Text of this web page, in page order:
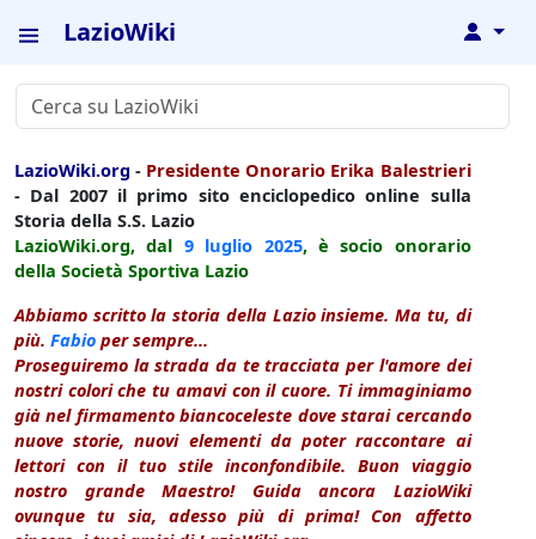
LazioWiki ↓
LazioWiki.org - Presidente Onorario Erika Balestrieri
- Dal 2007 il primo sito enciclopedico online sulla
Storia della S.S. Lazio
LazioWiki.org, dal 9 luglio 2025, è socio onorario
della Società Sportiva Lazio
Abbiamo scritto la storia della Lazio insieme. Ma tu, di
più. Fabio per sempre...
Proseguiremo la strada da te tracciata per l'amore dei
nostri colori che tu amavi con il cuore. Ti immaginiamo
già nel firmamento biancoceleste dove starai cercando
nuove storie, nuovi elementi da poter raccontare ai
lettori con il tuo stile inconfondibile. Buon viaggio
nostro grande Maestro! Guida ancora LazioWiki
ovunque tu sia, adesso più di prima! Con affetto